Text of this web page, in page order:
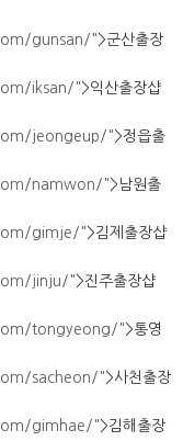
gunsan/">군산출장
iksan/">익산출장샵
jeongeup/">정읍출
namwon/">남원출
gimje/">김제출장샵
jinju/">진주출장샵
tongyeong/">통영
sacheon/">사천출장
gimhae/">김해출장